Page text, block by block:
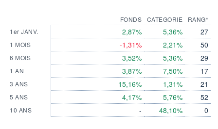
1er JANV.
1 MOIS
6 MOIS
1 AN
3 ANS
5 ANS
10 ANS
FONDS
2,87%
-1,31%
3,52%
3,87%
15,16%
4,17%
-
CATEGORIE
5,36%
2,21%
5,36%
7,50%
1,31%
5,76%
48,10%
RANG*
27
50
29
17
21
52
0